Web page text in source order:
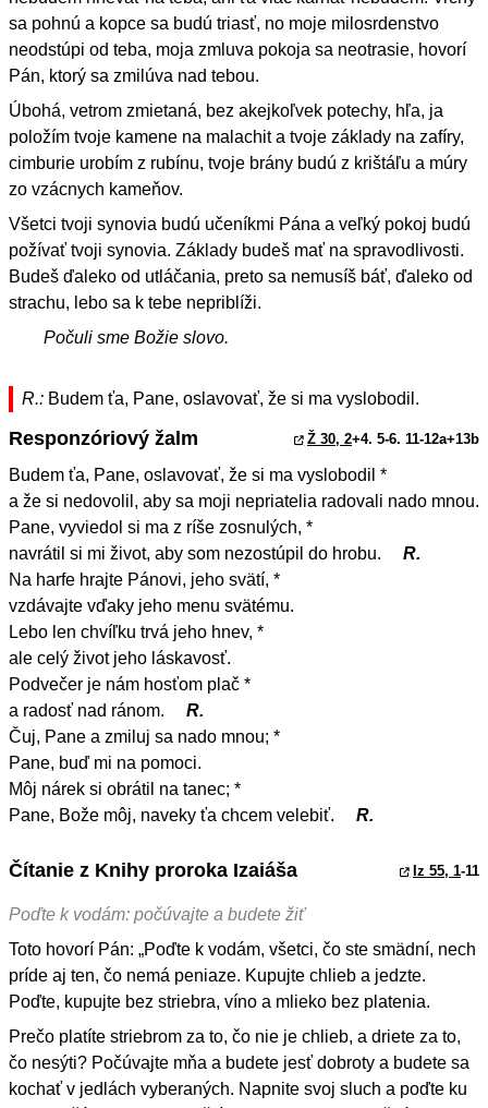
sa pohnú a kopce sa budú triasť, no moje milosrdenstvo
neodstúpi od teba, moja zmluva pokoja sa neotrasie, hovorí
Pán, ktorý sa zmilúva nad tebou.
Úbohá, vetrom zmietaná, bez akejkoľvek potechy, hľa, ja
položím tvoje kamene na malachit a tvoje základy na zafíry,
cimburie urobím z rubínu, tvoje brány budú z krištáľu a múry
zo vzácnych kameňov.
Všetci tvoji synovia budú učeníkmi Pána a veľký pokoj budú
požívať tvoji synovia. Základy budeš mať na spravodlivosti.
Budeš ďaleko od utláčania, preto sa nemusíš báť, ďaleko od
strachu, lebo sa k tebe nepriblíži.
Počuli sme Božie slovo.
R.: Budem ťa, Pane, oslavovať, že si ma vyslobodil.
Responzóriový žalm Ž 30, 2+4. 5-6. 11-12a+13b
Budem ťa, Pane, oslavovať, že si ma vyslobodil *
a že si nedovolil, aby sa moji nepriatelia radovali nado mnou.
Pane, vyviedol si ma z ríše zosnulých, *
navrátil si mi život, aby som nezostúpil do hrobu.
R.
Na harfe hrajte Pánovi, jeho svätí, *
vzdávajte vďaky jeho menu svätému.
Lebo len chvíľku trvá jeho hnev, *
ale celý život jeho láskavosť.
Podvečer je nám hosťom plač *
a radosť nad ránom.
R.
Čuj, Pane a zmiluj sa nado mnou; *
Pane, buď mi na pomoci.
Môj nárek si obrátil na tanec; *
Pane, Bože môj, naveky ťa chcem velebiť.
R.
Čítanie z Knihy proroka Izaiáša Iz 55, 1-11
Poďte k vodám: počúvajte a budete žiť
Toto hovorí Pán: „Poďte k vodám, všetci, čo ste smädní, nech
príde aj ten, čo nemá peniaze. Kupujte chlieb a jedzte.
Poďte, kupujte bez striebra, víno a mlieko bez platenia.
Prečo platíte striebrom za to, čo nie je chlieb, a driete za to,
čo nesýti? Počúvajte mňa a budete jesť dobroty a budete sa
kochať v jedlách vyberaných. Napnite svoj sluch a poďte ku